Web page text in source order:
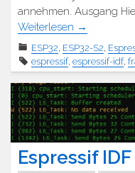
annehmen. Ausgang
Weiterlesen →
ESP32 ESP32-S2
espressif, espressif-idf,
Espressif